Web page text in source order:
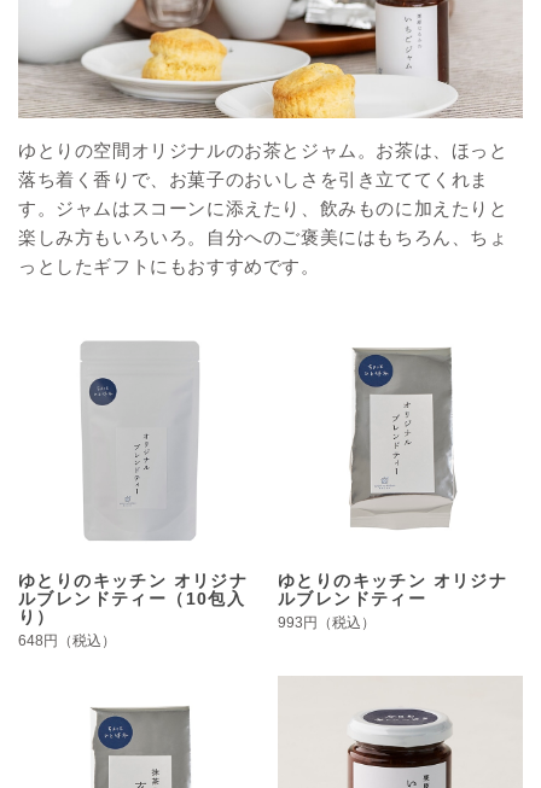
ゆとりの空間オリジナルのお茶とジャム。お茶は、ほっと
落ち着く香りで、お菓子のおいしさを引き立ててくれま
す。ジャムはスコーンに添えたり、飲みものに加えたりと
楽しみ方もいろいろ。自分へのご褒美にはもちろん、ちょ
っとしたギフトにもおすすめです。
ゆとりのキッチン オリジナ
ルブレンドティー（10包入
り）
648円（税込）
ゆとりのキッチン オリジナ
ルブレンドティー
993円（税込）